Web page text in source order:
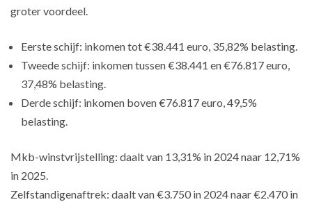
groter voordeel.
Eerste schijf: inkomen tot €38.441 euro, 35,82% belasting.
Tweede schijf: inkomen tussen €38.441 en €76.817 euro,
37,48% belasting.
Derde schijf: inkomen boven €76.817 euro, 49,5%
belasting.
Mkb-winstvrijstelling: daalt van 13,31% in 2024 naar 12,71%
in 2025.
Zelfstandigenaftrek: daalt van €3.750 in 2024 naar €2.470 in